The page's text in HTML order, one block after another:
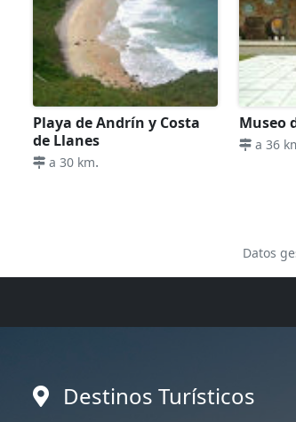
Playa de Andrín y Costa
de Llanes
a 30 km.
Museo
a 36
Datos
Destinos Turísticos